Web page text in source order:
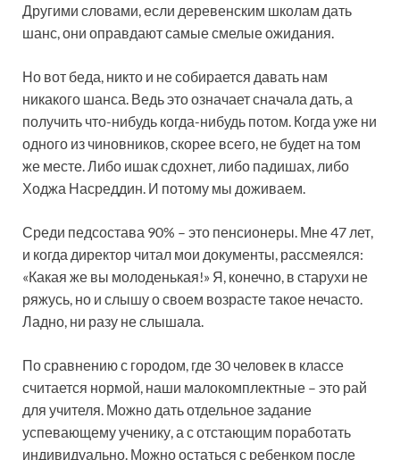
Другими словами, если деревенским школам дать
шанс, они оправдают самые смелые ожидания.
Но вот беда, никто и не собирается давать нам
никакого шанса. Ведь это означает сначала дать, а
получить что-нибудь когда-нибудь потом. Когда уже ни
одного из чиновников, скорее всего, не будет на том
же месте. Либо ишак сдохнет, либо падишах, либо
Ходжа Насреддин. И потому мы доживаем.
Среди педсостава 90% – это пенсионеры. Мне 47 лет,
и когда директор читал мои документы, рассмеялся:
«Какая же вы молоденькая!» Я, конечно, в старухи не
ряжусь, но и слышу о своем возрасте такое нечасто.
Ладно, ни разу не слышала.
По сравнению с городом, где 30 человек в классе
считается нормой, наши малокомплектные – это рай
для учителя. Можно дать отдельное задание
успевающему ученику, а с отстающим поработать
индивидуально. Можно остаться с ребенком после